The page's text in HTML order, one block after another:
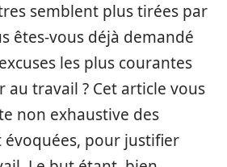
semblent plus tirées par
êtes-vous déjà demandé
les plus courantes
au travail ? Cet article vous
non exhaustive des
évoquées, pour justifier